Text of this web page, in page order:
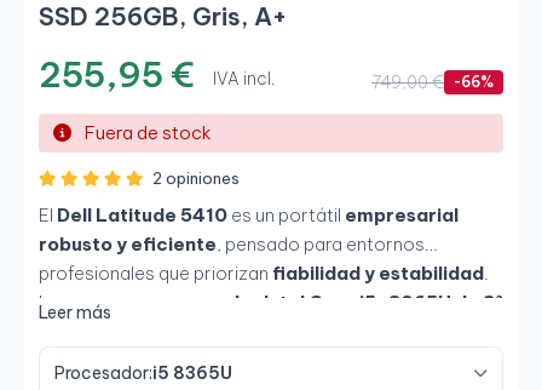
SSD 256GB, Gris, A+
255,95 € IVA incl. 749,00 € -66%
Fuera de stock
2 opiniones
El Dell Latitude 5410 es un portátil empresarial
robusto y eficiente, pensado para entornos
profesionales que priorizan fiabilidad y estabilidad.
Incorpora un
procesador Intel Core i5-8365U de 8ª
256 GB
, ofreciendo un rendimiento fluido para tareas
Leer más
Procesador:i5 8365U